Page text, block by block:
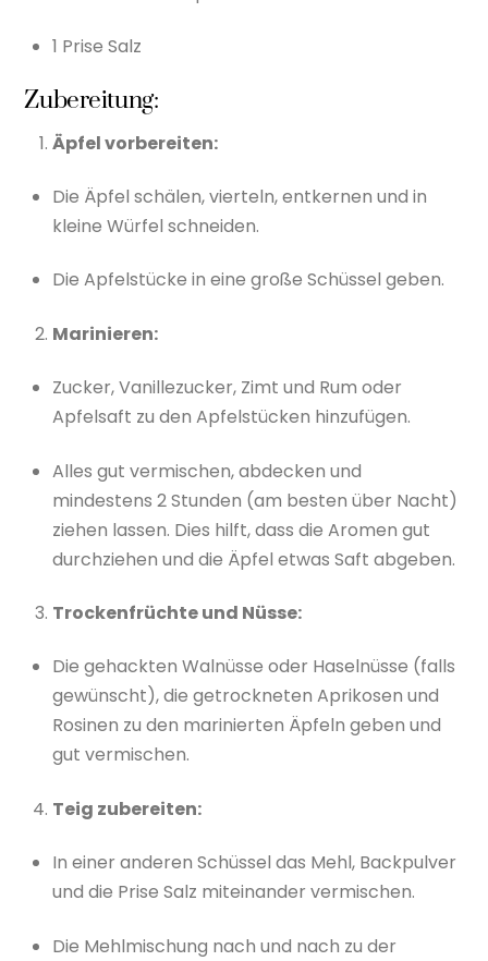
1 Prise Salz
Zubereitung:
Äpfel vorbereiten:
Die Äpfel schälen, vierteln, entkernen und in
kleine Würfel schneiden.
Die Apfelstücke in eine große Schüssel geben.
Marinieren:
Zucker, Vanillezucker, Zimt und Rum oder
Apfelsaft zu den Apfelstücken hinzufügen.
Alles gut vermischen, abdecken und
mindestens 2 Stunden (am besten über Nacht)
ziehen lassen. Dies hilft, dass die Aromen gut
durchziehen und die Äpfel etwas Saft abgeben.
Trockenfrüchte und Nüsse:
Die gehackten Walnüsse oder Haselnüsse (falls
gewünscht), die getrockneten Aprikosen und
Rosinen zu den marinierten Äpfeln geben und
gut vermischen.
Teig zubereiten:
In einer anderen Schüssel das Mehl, Backpulver
und die Prise Salz miteinander vermischen.
Die Mehlmischung nach und nach zu der